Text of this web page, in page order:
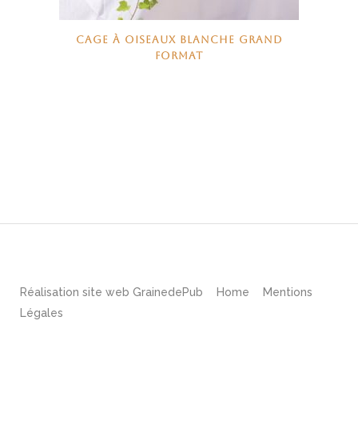
CAGE À OISEAUX BLANCHE GRAND
FORMAT
Réalisation site web GrainedePub Home
Mentions
Légales